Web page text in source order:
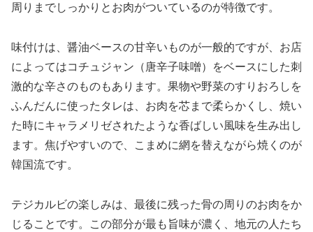
周りまでしっかりとお肉がついているのが特徴です。
味付けは、醤油ベースの甘辛いものが一般的ですが、お店
によってはコチュジャン（唐辛子味噌）をベースにした刺
激的な辛さのものもあります。果物や野菜のすりおろしを
ふんだんに使ったタレは、お肉を芯まで柔らかくし、焼い
た時にキャラメリゼされたような香ばしい風味を生み出し
ます。焦げやすいので、こまめに網を替えながら焼くのが
韓国流です。
テジカルビの楽しみは、最後に残った骨の周りのお肉をか
じることです。この部分が最も旨味が濃く、地元の人たち